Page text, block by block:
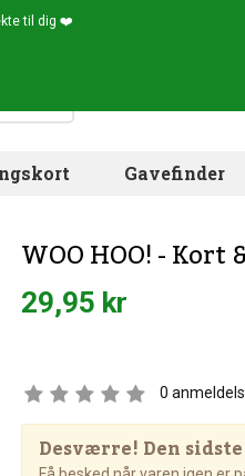
til dig ❤️
Gavefinder
WOO HOO! - Kort
29,95 kr
0
Desværre! Den